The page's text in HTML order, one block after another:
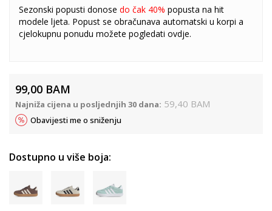
Sezonski popusti donose do čak 40% popusta na hit
modele ljeta. Popust se obračunava automatski u korpi a
cjelokupnu ponudu možete pogledati ovdje.
99,00 BAM
Najniža cijena u posljednjih 30 dana: 59,40 BAM
Obavijesti me o sniženju
Dostupno u više boja: